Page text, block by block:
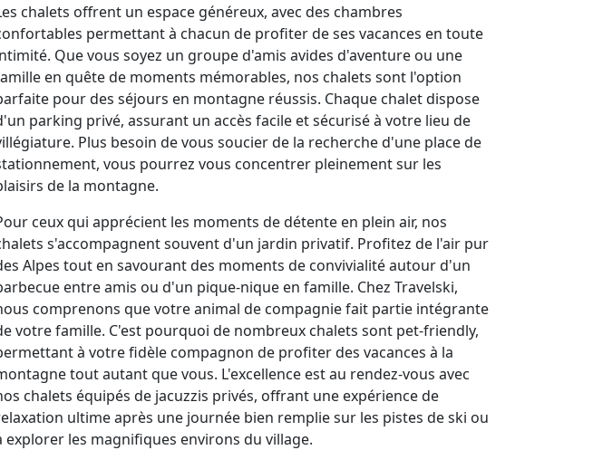
chalets offrent un espace généreux, avec des chambres
permettant à chacun de profiter de ses vacances en toute
Que vous soyez un groupe d'amis avides d'aventure ou une
en quête de moments mémorables, nos chalets sont l'option
pour des séjours en montagne réussis. Chaque chalet dispose
parking privé, assurant un accès facile et sécurisé à votre lieu de
Plus besoin de vous soucier de la recherche d'une place de
vous pourrez vous concentrer pleinement sur les
de la montagne.
ceux qui apprécient les moments de détente en plein air, nos
s'accompagnent souvent d'un jardin privatif. Profitez de l'air pur
Alpes tout en savourant des moments de convivialité autour d'un
entre amis ou d'un pique-nique en famille. Chez Travelski,
comprenons que votre animal de compagnie fait partie intégrante
votre famille. C'est pourquoi de nombreux chalets sont pet-friendly,
à votre fidèle compagnon de profiter des vacances à la
tout autant que vous. L'excellence est au rendez-vous avec
chalets équipés de jacuzzis privés, offrant une expérience de
ultime après une journée bien remplie sur les pistes de ski ou
explorer les magnifiques environs du village.